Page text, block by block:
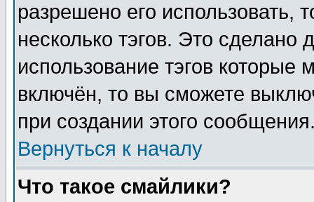
разрешено его использовать,
несколько тэгов. Это сделано
использование тэгов
включён, то вы сможете
при создании этого
Вернуться к началу
Что такое смайлики?